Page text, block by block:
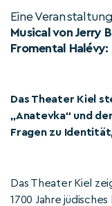
Eine
Musical von Jerry
Fromental Halévy:
Das Theater Kiel
„Anatevka“ und
Fragen zu
Das Theater Kiel
1700 Jahre